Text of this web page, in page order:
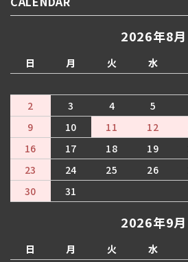
2026年8月
日 月 火 水
2
3 4 5
9
10 11 12
16
17 18 19
23
24 25 26
30
31
2026年9月
日 月 火 水